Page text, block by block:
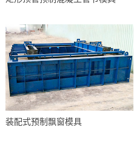
装配式预制飘窗模具